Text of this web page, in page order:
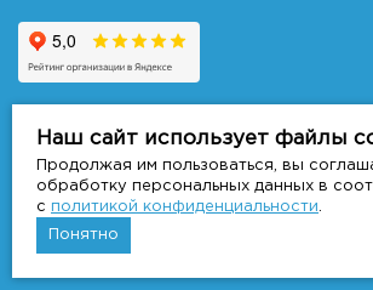
+7 (495) 763-77-27
График работы интернет-магазина:
Каждый день: с 9:00 до 19:00
+7 (916) 019-93-79
Наш сайт использует файлы
Продолжая им пользоваться, вы
обработку персональных данных в
с политикой конфиденциальности
Понятно